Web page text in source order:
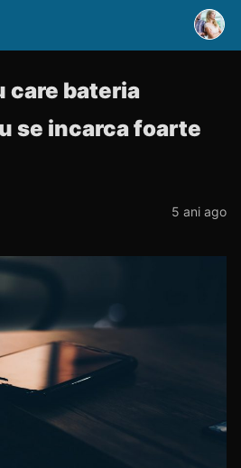
care bateria
se incarca foarte
5 ani ago